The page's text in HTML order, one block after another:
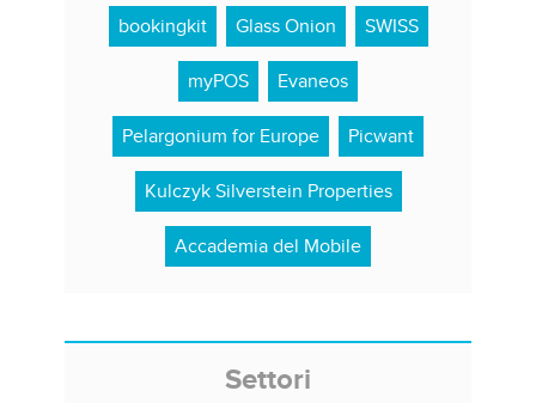
bookingkit Glass Onion SWISS
myPOS Evaneos
Pelargonium for Europe Picwant
Kulczyk Silverstein Properties
Accademia del Mobile
Settori